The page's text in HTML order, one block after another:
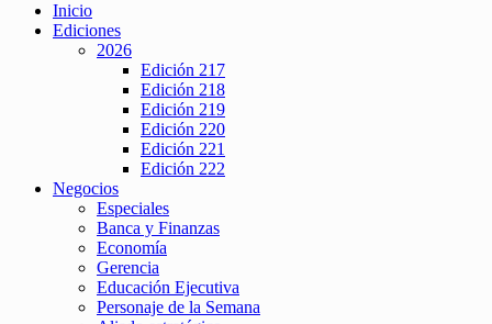
Inicio
Ediciones
2026
Edición 217
Edición 218
Edición 219
Edición 220
Edición 221
Edición 222
Negocios
Especiales
Banca y Finanzas
Economía
Gerencia
Educación Ejecutiva
Personaje de la Semana